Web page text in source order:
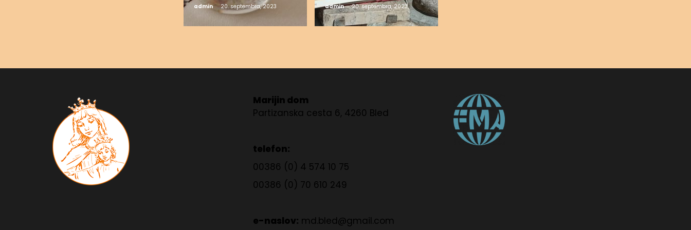
admin 20. septembra, 2023 admin 20. septembra, 2023
Marijin dom
Partizanska cesta 6, 4260 Bled
telefon:
00386 (0) 4 574 10 75
00386 (0) 70 610 249
e-naslov: md.bled@gmail.com